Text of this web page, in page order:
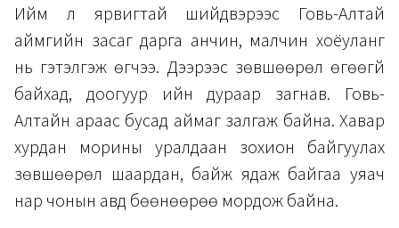
Ийм л ярвигтай шийдвэрээс Говь-Алтай
аймгийн засаг дарга анчин, малчин хоёуланг
нь гэтэлгэж өгчээ. Дээрээс зөвшөөрөл өгөөгүй
байхад, доогуур ийн дураар загнав. Говь-
Алтайн араас бусад аймаг залгаж байна. Хавар
хурдан морины уралдаан зохион байгуулах
зөвшөөрөл шаардан, байж ядаж байгаа уяач
нар чонын авд бөөнөөрөө мордож байна.